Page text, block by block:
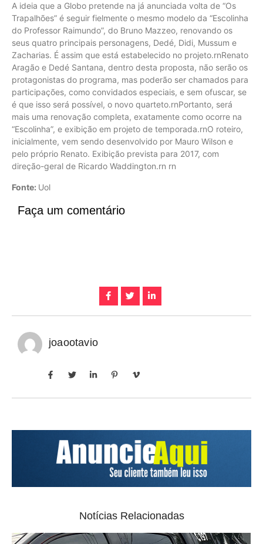
A ideia que a Globo pretende na já anunciada volta de “Os
Trapalhões” é seguir fielmente o mesmo modelo da “Escolinha
do Professor Raimundo”, do Bruno Mazzeo, renovando os
seus quatro principais personagens, Dedé, Didi, Mussum e
Zacharias. É assim que está estabelecido no projeto.rnRenato
Aragão e Dedé Santana, dentro desta proposta, não serão os
protagonistas do programa, mas poderão ser chamados para
participações, como convidados especiais, e sem ofuscar, se
é que isso será possível, o novo quarteto.rnPortanto, será
mais uma renovação completa, exatamente como ocorre na
“Escolinha”, e exibição em projeto de temporada.rnO roteiro,
inicialmente, vem sendo desenvolvido por Mauro Wilson e
pelo próprio Renato. Exibição prevista para 2017, com
direção-geral de Ricardo Waddington.rn rn
Fonte: Uol
Faça um comentário
joaootavio
Notícias Relacionadas